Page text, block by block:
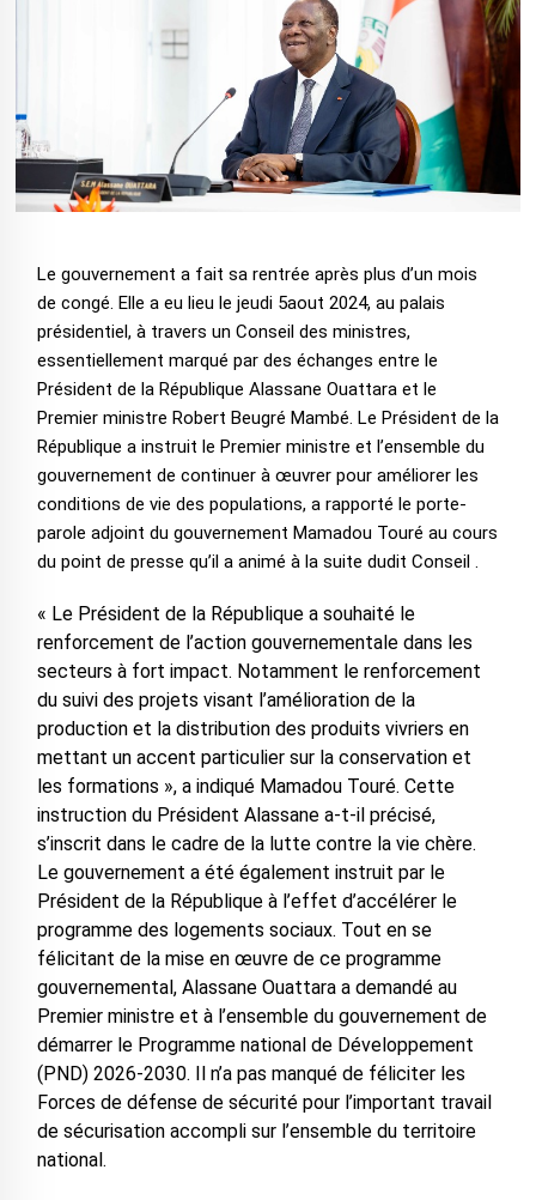
Le gouvernement a fait sa rentrée après plus d’un mois
de congé. Elle a eu lieu le jeudi 5aout 2024, au palais
présidentiel, à travers un Conseil des ministres,
essentiellement marqué par des échanges entre le
Président de la République Alassane Ouattara et le
Premier ministre Robert Beugré Mambé. Le Président de la
République a instruit le Premier ministre et l’ensemble du
gouvernement de continuer à œuvrer pour améliorer les
conditions de vie des populations, a rapporté le porte-
parole adjoint du gouvernement Mamadou Touré au cours
du point de presse qu’il a animé à la suite dudit Conseil .
« Le Président de la République a souhaité le
renforcement de l’action gouvernementale dans les
secteurs à fort impact. Notamment le renforcement
du suivi des projets visant l’amélioration de la
production et la distribution des produits vivriers en
mettant un accent particulier sur la conservation et
les formations », a indiqué Mamadou Touré. Cette
instruction du Président Alassane a-t-il précisé,
s’inscrit dans le cadre de la lutte contre la vie chère.
Le gouvernement a été également instruit par le
Président de la République à l’effet d’accélérer le
programme des logements sociaux. Tout en se
félicitant de la mise en œuvre de ce programme
gouvernemental, Alassane Ouattara a demandé au
Premier ministre et à l’ensemble du gouvernement de
démarrer le Programme national de Développement
(PND) 2026-2030. Il n’a pas manqué de féliciter les
Forces de défense de sécurité pour l’important travail
de sécurisation accompli sur l’ensemble du territoire
national.